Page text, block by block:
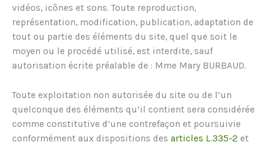
vidéos, icônes et sons. Toute reproduction,
représentation, modification, publication, adaptation de
tout ou partie des éléments du site, quel que soit le
moyen ou le procédé utilisé, est interdite, sauf
autorisation écrite préalable de : Mme Mary BURBAUD.
Toute exploitation non autorisée du site ou de l’un
quelconque des éléments qu’il contient sera considérée
comme constitutive d’une contrefaçon et poursuivie
conformément aux dispositions des articles L.335-2 et